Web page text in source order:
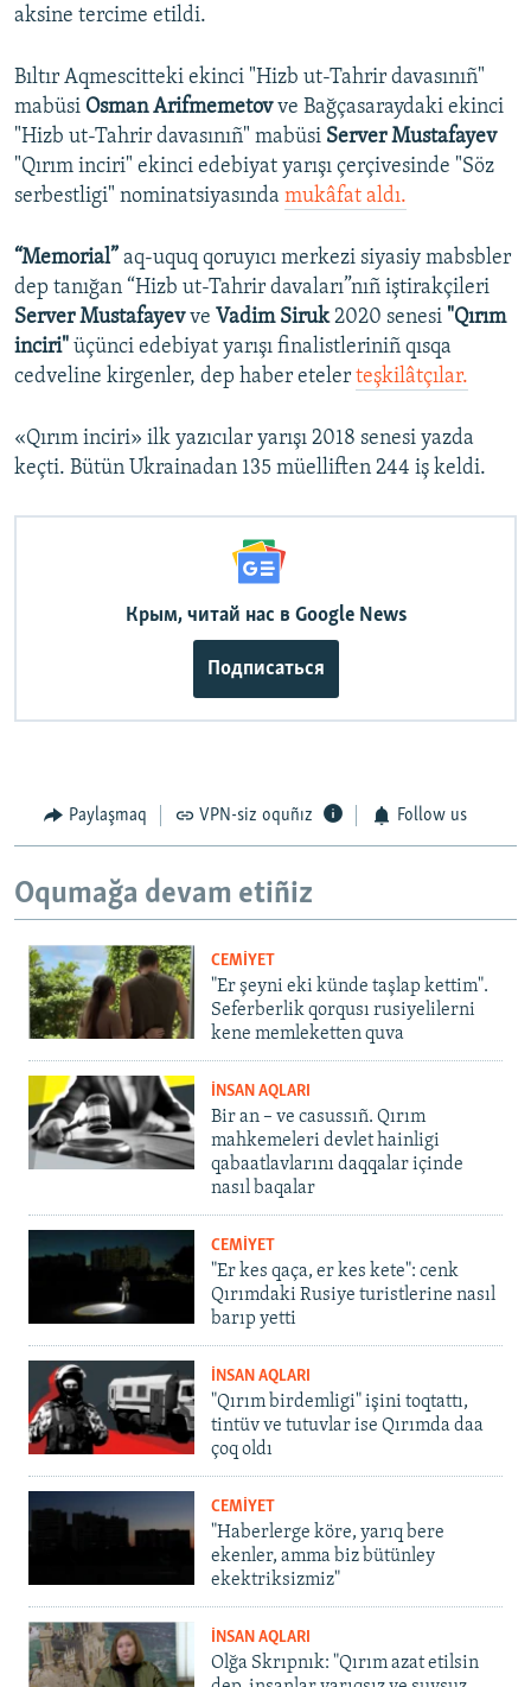
aksine tercime etildi.
Bıltır Aqmescitteki ekinci "Hizb ut-Tahrir davasınıñ"
mabüsi Osman Arifmemetovve Bağçasaraydaki ekinci
"Hizb ut-Tahrir davasınıñ" mabüsi Server Mustafayev
"Qırım inciri" ekinci edebiyat yarışı çerçivesinde "Söz
serbestligi" nominatsiyasında mukâfat aldı.
“Memorial” aq-uquq qoruyıcı merkezi siyasiy mabsbler
dep tanığan “Hizb ut-Tahrir davaları”nıñ iştirakçileri
Server Mustafayevve Vadim Siruk2020 senesi "Qırım
inciri" üçünci edebiyat yarışı finalistleriniñ qısqa
cedveline kirgenler, dep haber eteler teşkilâtçılar.
«Qırım inciri» ilk yazıcılar yarışı 2018 senesi yazda
keçti. Bütün Ukrainadan 135 müelliften 244 iş keldi.
Крым, читай нас в Google News
Подписаться
Paylaşmaq VPN-siz oquñız Follow us
Oqumağa devam etiñiz
CEMİYET
"Er şeyni eki künde taşlap kettim".
Seferberlik qorqusı rusiyelilerni
kene memleketten quva
İNSAN AQLARI
Bir an – ve casussıñ. Qırım
mahkemeleri devlet hainligi
qabaatlavlarını daqqalar içinde
nasıl baqalar
CEMİYET
"Er kes qaça, er kes kete": cenk
Qırımdaki Rusiye turistlerine nasıl
barıp yetti
İNSAN AQLARI
"Qırım birdemligi" işini toqtattı,
tintüv ve tutuvlar ise Qırımda daa
çoq oldı
CEMİYET
"Haberlerge köre, yarıq bere
ekenler, amma biz bütünley
ekektriksizmiz"
İNSAN AQLARI
Olğa Skrıpnık: "Qırım azat etilsin